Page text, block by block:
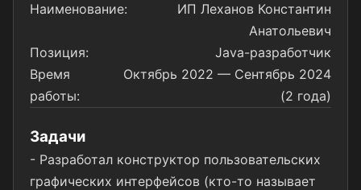
Наименование:
ИП Леханов Константин
Анатольевич
Позиция:
Java-разработчик
Время
работы:
Октябрь 2022 — Сентябрь 2024
(2 года)
Задачи
- Разработал конструктор пользовательских
графических интерфейсов (кто-то называет